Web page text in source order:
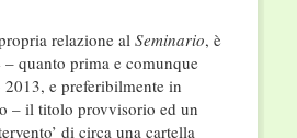
relazione al Seminario, è
– quanto prima e comunque
e preferibilmente in
– il titolo provvisorio ed un
di circa una cartella